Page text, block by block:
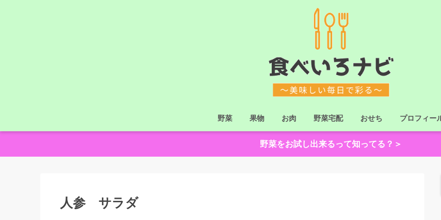
野菜 果物 お肉 野菜宅配 おせち プロフィー
野菜をお試し出来るって知ってる？＞
人参 サラダ